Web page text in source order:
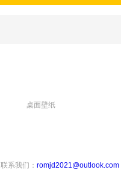
桌面壁纸
联系我们： romjd2021@outlook.com